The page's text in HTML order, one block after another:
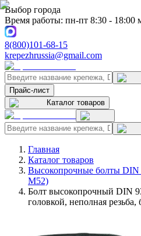
Выбор города
Время работы: пн-пт 8:30 - 18:00
8(800)101-68-15
krepezhrussia@gmail.com
Прайс-лист
Каталог товаров
Главная
Каталог товаров
Высокопрочные болты DIN
M52)
Болт высокопрочный DIN
головкой, неполная